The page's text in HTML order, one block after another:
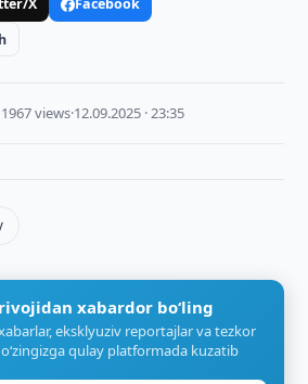
X
Facebook
views·12.09.2025 · 23:35
xabardor bo‘ling
eksklyuziv reportajlar va tezkor
qulay platformada kuzatib